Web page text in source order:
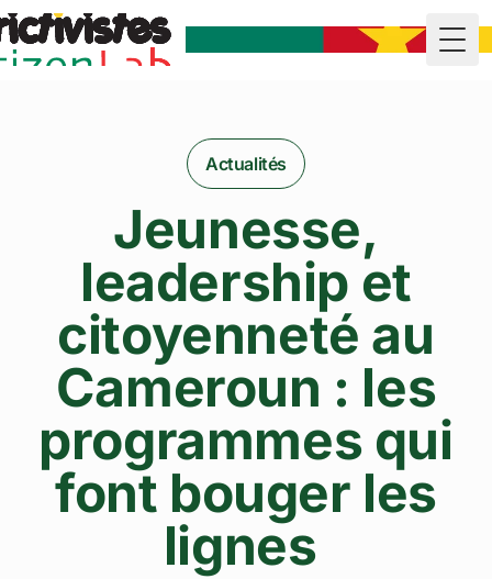
Actualités
Jeunesse,
leadership et
citoyenneté au
Cameroun : les
programmes qui
font bouger les
lignes